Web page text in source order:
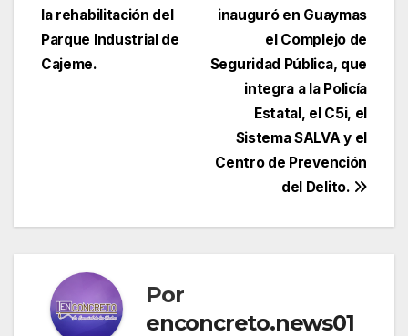
inauguró en Guaymas
el Complejo de
Seguridad Pública, que
integra a la Policía
Estatal, el C5i, el
Sistema SALVA y el
Centro de Prevención
del Delito.
la rehabilitación del
Parque Industrial de
Cajeme.
Por
enconcreto.news01